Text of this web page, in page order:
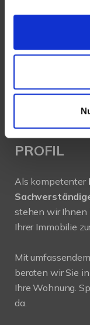
Bauschheimer
Fax: +49 (0)
E-Mail:
Internet:
PROFIL
Als kompetenter
stehen wir Ihnen
Ihrer Immobilie
Mit
beraten wir Sie
Ihre Wohnung.
da.